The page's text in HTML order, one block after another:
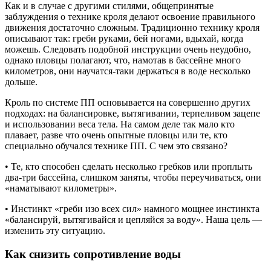
Как и в случае с другими стилями, общепринятые
заблуждения о технике кроля делают освоение правильного
движения достаточно сложным. Традиционно технику кроля
описывают так: греби руками, бей ногами, вдыхай, когда
можешь. Следовать подобной инструкции очень неудобно,
однако пловцы полагают, что, намотав в бассейне много
километров, они научатся-таки держаться в воде несколько
дольше.
Кроль по системе ПП основывается на совершенно других
подходах: на балансировке, вытягивании, терпеливом зацепе
и использовании веса тела. На самом деле так мало кто
плавает, разве что очень опытные пловцы или те, кто
специально обучался технике ПП. С чем это связано?
• Те, кто способен сделать несколько гребков или проплыть
два-три бассейна, слишком заняты, чтобы переучиваться, они
«наматывают километры».
• Инстинкт «греби изо всех сил» намного мощнее инстинкта
«балансируй, вытягивайся и цепляйся за воду». Наша цель —
изменить эту ситуацию.
Как снизить сопротивление воды